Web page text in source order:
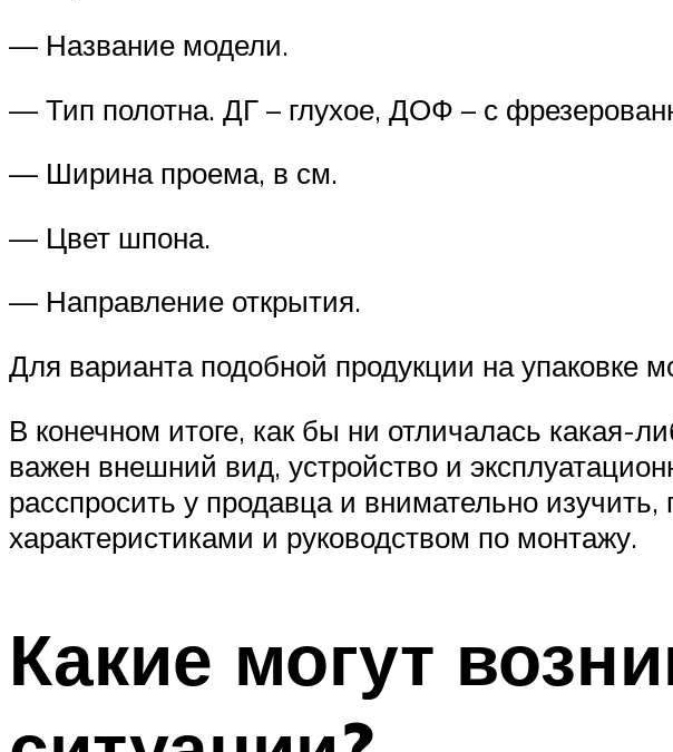
— Название модели.
— Тип полотна. ДГ – глухое, ДОФ – с
— Ширина проема, в см.
— Цвет шпона.
— Направление открытия.
Для варианта подобной продукции на упаковке
В конечном итоге, как бы ни отличалась какая-
важен внешний вид, устройство и
расспросить у продавца и внимательно
характеристиками и руководством по монтажу.
Какие могут